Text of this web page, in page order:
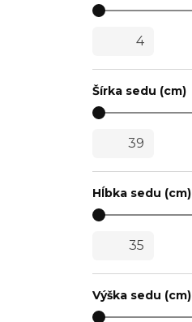
Šírka sedu (cm)
Hĺbka sedu (cm)
Výška sedu (cm)